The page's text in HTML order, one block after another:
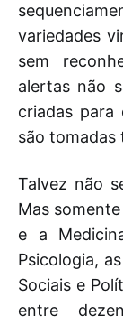
variedades
sem
alertas não
criadas para
são tomadas
Talvez não
Mas
e a
Psicologia,
Sociais e
entre